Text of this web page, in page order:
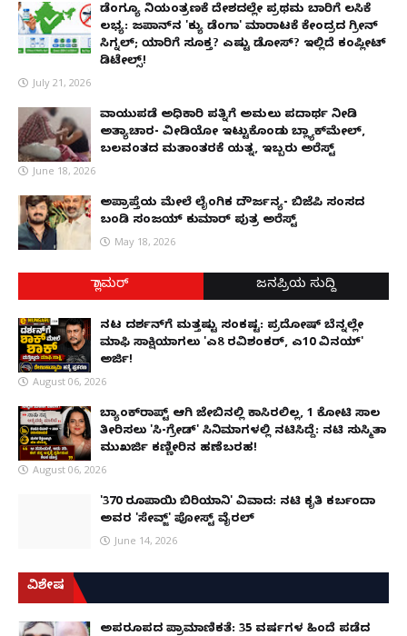
ಡೆಂಗ್ಯೂ ನಿಯಂತ್ರಣಕ್ಕೆ ದೇಶದಲ್ಲೇ ಪ್ರಥಮ ಬಾರಿಗೆ ಲಸಿಕೆ
ಲಭ್ಯ: ಜಪಾನ್‌ನ 'ಕ್ಯು ಡೆಂಗಾ' ಮಾರಾಟಕ್ಕೆ ಕೇಂದ್ರದ ಗ್ರೀನ್
ಸಿಗ್ನಲ್; ಯಾರಿಗೆ ಸೂಕ್ತ? ಎಷ್ಟು ಡೋಸ್? ಇಲ್ಲಿದೆ ಕಂಪ್ಲೀಟ್
ಡಿಟೇಲ್ಸ್!
July 21, 2026
ವಾಯುಪಡೆ ಅಧಿಕಾರಿ ಪತ್ನಿಗೆ ಅಮಲು ಪದಾರ್ಥ ನೀಡಿ
ಅತ್ಯಾಚಾರ- ವೀಡಿಯೋ ಇಟ್ಟುಕೊಂಡು ಬ್ಲ್ಯಾಕ್‌ಮೇಲ್,
ಬಲವಂತದ ಮತಾಂತರಕ್ಕೆ ಯತ್ನ, ಇಬ್ಬರು ಅರೆಸ್ಟ್
June 18, 2026
ಅಪ್ರಾಪ್ತೆಯ ಮೇಲೆ ಲೈಂಗಿಕ ದೌರ್ಜನ್ಯ- ಬಿಜೆಪಿ ಸಂಸದ
ಬಂಡಿ ಸಂಜಯ್ ಕುಮಾರ್ ಪುತ್ರ ಅರೆಸ್ಟ್
May 18, 2026
ಗ್ಲಾಮರ್ ಜನಪ್ರಿಯ ಸುದ್ದಿ
ನಟ ದರ್ಶನ್‌ಗೆ ಮತ್ತಷ್ಟು ಸಂಕಷ್ಟ: ಪ್ರದೋಷ್ ಬೆನ್ನಲ್ಲೇ
ಮಾಫಿ ಸಾಕ್ಷಿಯಾಗಲು 'ಎ8 ರವಿಶಂಕರ್, ಎ10 ವಿನಯ್'
ಅರ್ಜಿ!
August 06, 2026
ಬ್ಯಾಂಕ್‌ರಾಪ್ಟ್‌ ಆಗಿ ಜೇಬಿನಲ್ಲಿ ಕಾಸಿರಲಿಲ್ಲ, ₹1 ಕೋಟಿ ಸಾಲ
ತೀರಿಸಲು 'ಸಿ-ಗ್ರೇಡ್' ಸಿನಿಮಾಗಳಲ್ಲಿ ನಟಿಸಿದ್ದೆ: ನಟಿ ಸುಸ್ಮಿತಾ
ಮುಖರ್ಜಿ ಕಣ್ಣೀರಿನ ಹಣೆಬರಹ!
August 06, 2026
'370 ರೂಪಾಯಿ ಬಿರಿಯಾನಿ' ವಿವಾದ: ನಟಿ ಕೃತಿ ಕರ್ಬಂದಾ
ಅವರ 'ಸೇವ್ಜ್' ಪೋಸ್ಟ್ ವೈರಲ್
June 14, 2026
ವಿಶೇಷ
ಅಪರೂಪದ ಪ್ರಾಮಾಣಿಕತೆ: 35 ವರ್ಷಗಳ ಹಿಂದೆ ಪಡೆದ